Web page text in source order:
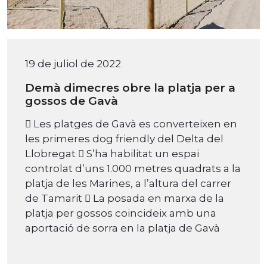
19 de juliol de 2022
Demà dimecres obre la platja per a
gossos de Gavà
 Les platges de Gavà es converteixen en
les primeres dog friendly del Delta del
Llobregat  S’ha habilitat un espai
controlat d’uns 1.000 metres quadrats a la
platja de les Marines, a l’altura del carrer
de Tamarit  La posada en marxa de la
platja per gossos coincideix amb una
aportació de sorra en la platja de Gavà